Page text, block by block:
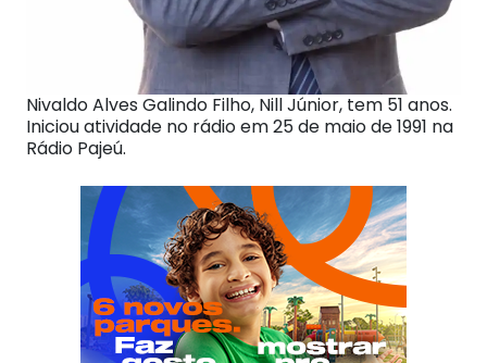
Nivaldo Alves Galindo Filho, Nill Júnior, tem 51 anos.
Iniciou atividade no rádio em 25 de maio de 1991 na
Rádio Pajeú.